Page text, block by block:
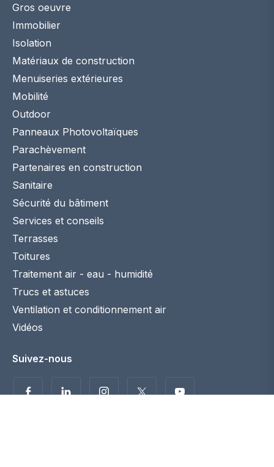
Gros oeuvre
Immobilier
Isolation
Matériaux de construction
Menuiseries extérieures
Mobilité
Outdoor
Panneaux Photovoltaïques
Parachèvement
Partenaires en construction
Sanitaire
Sécurité du bâtiment
Services et conseils
Terrasses
Toitures
Traitement air - eau - humidité
Trucs et astuces
Ventilation et conditionnement air
Vidéos
Suivez-nous